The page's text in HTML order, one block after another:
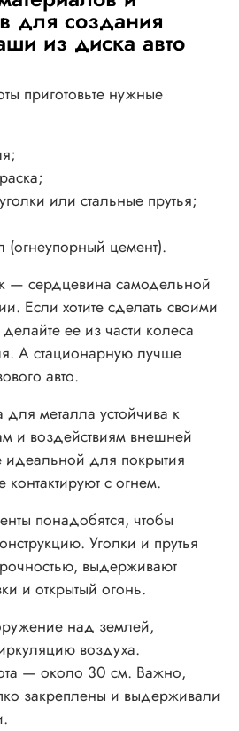
для создания
из диска авто
приготовьте нужные
или стальные прутья;
(огнеупорный цемент).
— сердцевина самодельной
Если хотите сделать своими
ее из части колеса
А стационарную лучше
авто.
для металла устойчива к
и воздействиям внешней
идеальной для покрытия
контактируют с огнем.
понадобятся, чтобы
Уголки и прутья
выдерживают
и открытый огонь.
над землей,
воздуха.
— около 30 см. Важно,
закреплены и выдерживали